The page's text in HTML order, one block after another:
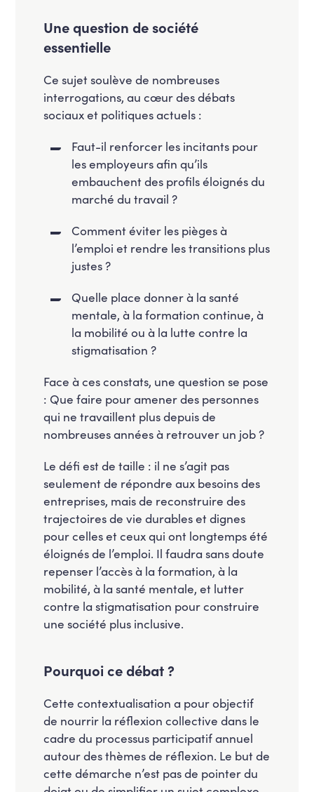
Une question de société
essentielle
Ce sujet soulève de nombreuses
interrogations, au cœur des débats
sociaux et politiques actuels :
Faut-il renforcer les incitants pour
les employeurs afin qu’ils
embauchent des profils éloignés du
marché du travail ?
Comment éviter les pièges à
l’emploi et rendre les transitions plus
justes ?
Quelle place donner à la santé
mentale, à la formation continue, à
la mobilité ou à la lutte contre la
stigmatisation ?
Face à ces constats, une question se pose
: Que faire pour amener des personnes
qui ne travaillent plus depuis de
nombreuses années à retrouver un job ?
Le défi est de taille : il ne s’agit pas
seulement de répondre aux besoins des
entreprises, mais de reconstruire des
trajectoires de vie durables et dignes
pour celles et ceux qui ont longtemps été
éloignés de l’emploi. Il faudra sans doute
repenser l’accès à la formation, à la
mobilité, à la santé mentale, et lutter
contre la stigmatisation pour construire
une société plus inclusive.
Pourquoi ce débat ?
Cette contextualisation a pour objectif
de nourrir la réflexion collective dans le
cadre du processus participatif annuel
autour des thèmes de réflexion. Le but de
cette démarche n’est pas de pointer du